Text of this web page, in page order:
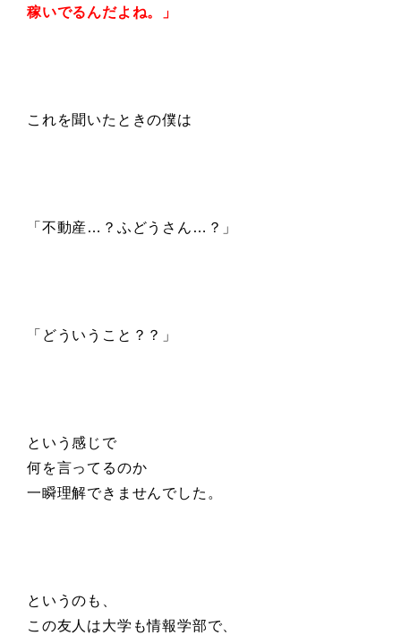
稼いでるんだよね。」
これを聞いたときの僕は
「不動産…？ふどうさん…？」
「どういうこと？？」
という感じで
何を言ってるのか
一瞬理解できませんでした。
というのも、
この友人は大学も情報学部で、